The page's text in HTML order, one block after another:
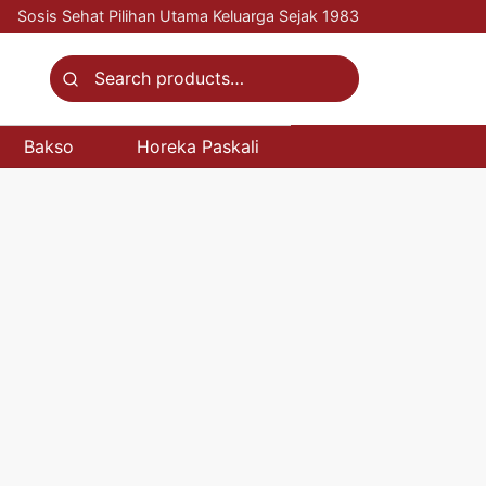
Sosis Sehat Pilihan Utama Keluarga Sejak 1983
Search
Bakso Horeka Paskali